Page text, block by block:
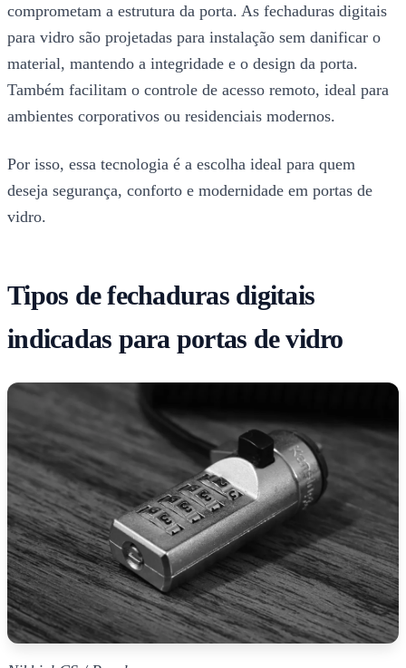
comprometam a estrutura da porta. As fechaduras digitais
para vidro são projetadas para instalação sem danificar o
material, mantendo a integridade e o design da porta.
Também facilitam o controle de acesso remoto, ideal para
ambientes corporativos ou residenciais modernos.
Por isso, essa tecnologia é a escolha ideal para quem
deseja segurança, conforto e modernidade em portas de
vidro.
Tipos de fechaduras digitais
indicadas para portas de vidro